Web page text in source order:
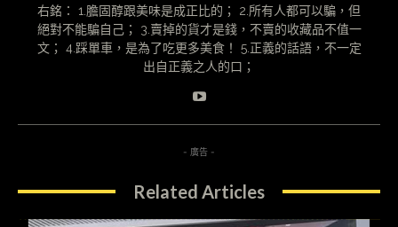
右銘： 1.膽固醇跟美味是成正比的； 2.所有人都可以騙，但
絕對不能騙自己； 3.賣掉的貨才是錢，不賣的收藏品不值一
文； 4.踩單車，是為了吃更多美食！ 5.正義的話語，不一定
出自正義之人的口；
- 廣告 -
Related Articles